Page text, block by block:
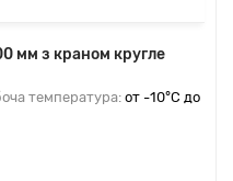
мм з краном кругле
температура: от -10°C до